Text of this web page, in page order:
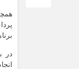
در